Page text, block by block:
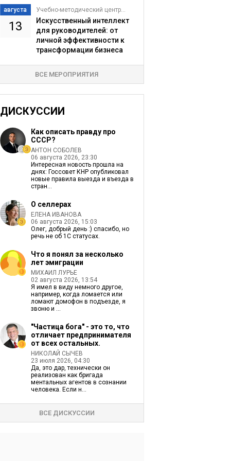
августа
13
Учебно-методический центр...
Искусственный интеллект
для руководителей: от
личной эффективности к
трансформации бизнеса
ВСЕ МЕРОПРИЯТИЯ
ДИСКУССИИ
Как описать правду про
СССР?
АНТОН СОБОЛЕВ
06 августа 2026, 23:30
Интересная новость прошла на
днях: Госсовет КНР опубликовал
новые правила выезда и въезда в
стран...
О селлерах
ЕЛЕНА ИВАНОВА
06 августа 2026, 15:03
Олег, добрый день :) спасибо, но
речь не об 1С статусах.
Что я понял за несколько
лет эмиграции
МИХАИЛ ЛУРЬЕ
02 августа 2026, 13:54
Я имел в виду немного другое,
например, когда ломается или
ломают домофон в подъезде, я
звоню и ...
"Частица бога" - это то, что
отличает предпринимателя
от всех остальных.
НИКОЛАЙ СЫЧЕВ
23 июля 2026, 04:30
Да, это дар, технически он
реализован как бригада
ментальных агентов в сознании
человека. Если н...
ВСЕ ДИСКУССИИ